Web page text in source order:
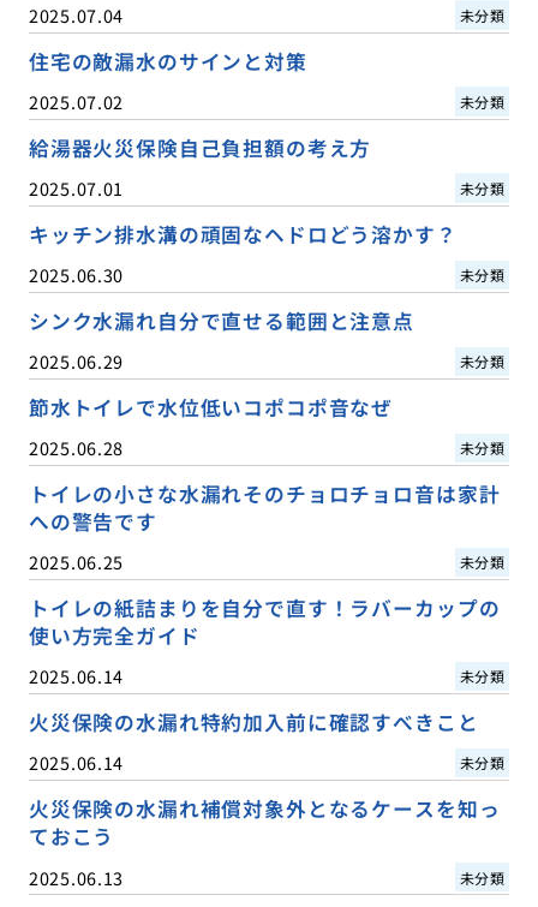
2025.07.04 未分類
住宅の敵漏水のサインと対策
2025.07.02 未分類
給湯器火災保険自己負担額の考え方
2025.07.01 未分類
キッチン排水溝の頑固なヘドロどう溶かす？
2025.06.30 未分類
シンク水漏れ自分で直せる範囲と注意点
2025.06.29 未分類
節水トイレで水位低いコポコポ音なぜ
2025.06.28 未分類
トイレの小さな水漏れそのチョロチョロ音は家計
への警告です
2025.06.25 未分類
トイレの紙詰まりを自分で直す！ラバーカップの
使い方完全ガイド
2025.06.14 未分類
火災保険の水漏れ特約加入前に確認すべきこと
2025.06.14 未分類
火災保険の水漏れ補償対象外となるケースを知っ
ておこう
2025.06.13 未分類